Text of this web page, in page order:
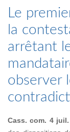
Le
la
arrêtant
observer
Cass. com. 4 juil.